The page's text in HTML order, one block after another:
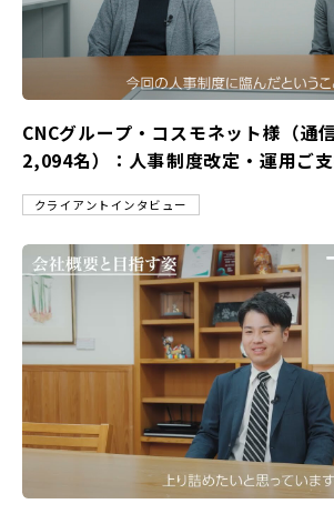
CNCグループ・コスモネット様（通
2,094名）：人事制度改定・運用ご
クライアントインタビュー